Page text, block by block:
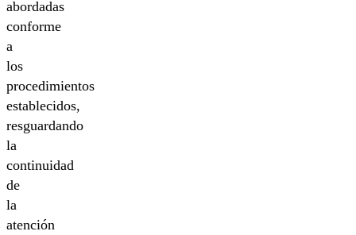
abordadas
conforme
a
los
procedimientos
establecidos,
resguardando
la
continuidad
de
la
atención